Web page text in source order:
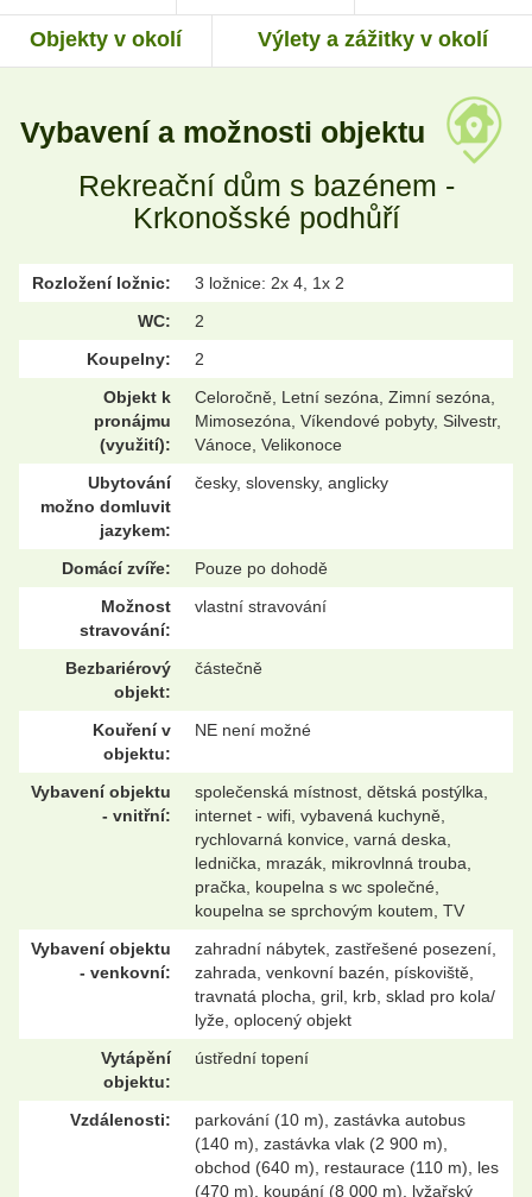
Objekty v okolí Výlety a zážitky v okolí
Vybavení a možnosti objektu
Rekreační dům s bazénem -
Krkonošské podhůří
Rozložení ložnic:
3 ložnice: 2x 4, 1x 2
WC:
2
Koupelny:
2
Objekt k
pronájmu
(využití):
Celoročně, Letní sezóna, Zimní sezóna,
Mimosezóna, Víkendové pobyty, Silvestr,
Vánoce, Velikonoce
Ubytování
možno domluvit
jazykem:
česky, slovensky, anglicky
Domácí zvíře:
Pouze po dohodě
Možnost
stravování:
vlastní stravování
Bezbariérový
objekt:
částečně
Kouření v
objektu:
NE není možné
Vybavení objektu
- vnitřní:
společenská místnost, dětská postýlka,
internet - wifi, vybavená kuchyně,
rychlovarná konvice, varná deska,
lednička, mrazák, mikrovlnná trouba,
pračka, koupelna s wc společné,
koupelna se sprchovým koutem, TV
Vybavení objektu
- venkovní:
zahradní nábytek, zastřešené posezení,
zahrada, venkovní bazén, pískoviště,
travnatá plocha, gril, krb, sklad pro kola/
lyže, oplocený objekt
Vytápění
objektu:
ústřední topení
Vzdálenosti:
parkování (10 m), zastávka autobus
(140 m), zastávka vlak (2 900 m),
obchod (640 m), restaurace (110 m), les
(470 m), koupání (8 000 m), lyžařský